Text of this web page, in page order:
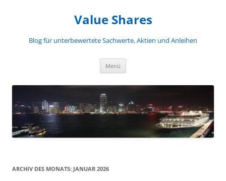
Value Shares
Blog für unterbewertete Sachwerte, Aktien und Anleihen
Menü
ARCHIV DES MONATS: JANUAR 2026